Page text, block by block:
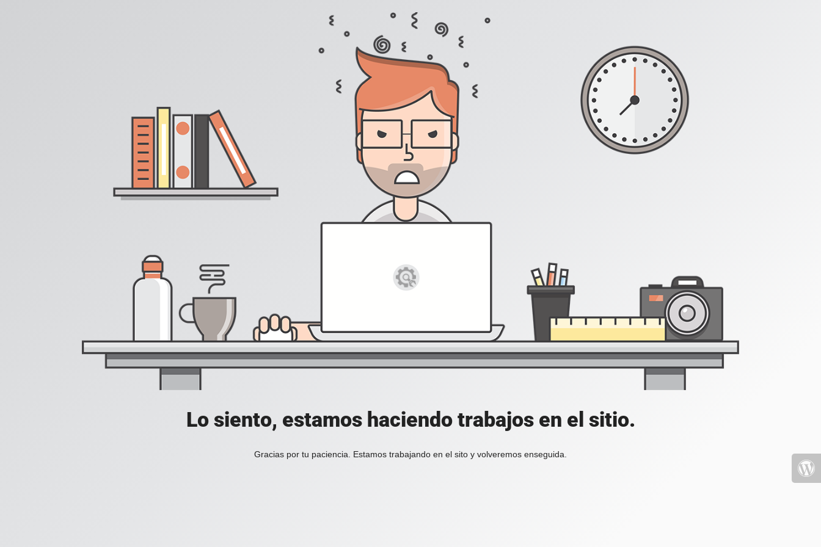
Lo siento, estamos haciendo trabajos en el sitio.
Gracias por tu paciencia. Estamos trabajando en el sito y volveremos enseguida.